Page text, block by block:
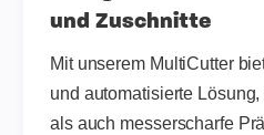
und Zuschnitte
Mit unserem MultiCutter
und automatisierte
als auch messerscharfe